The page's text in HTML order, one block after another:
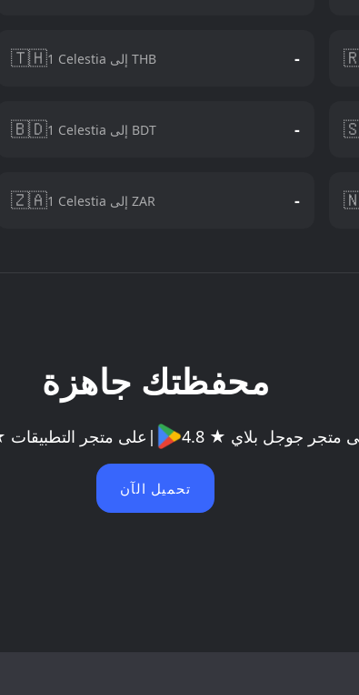
🇹🇭 1 Celestia إلى THB -
🇧🇩 1 Celestia إلى BDT -
🇿🇦 1 Celestia إلى ZAR -
محفظتك جاهزة
4.9 ★ على متجر التطبيقات | ★ على متجر جوجل بلاي
تحميل الآن